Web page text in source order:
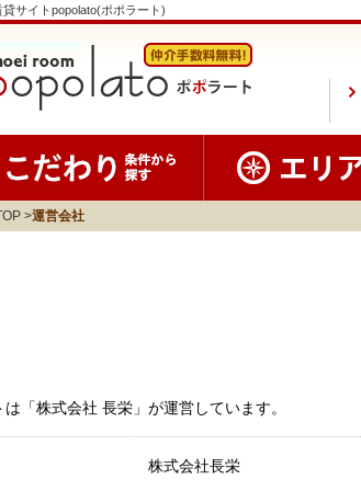
サイトpopolato(ポポラート)
運営会社
は「株式会社 長栄」が運営しています。
株式会社長栄